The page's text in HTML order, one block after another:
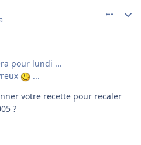
pour lundi ...
...
votre recette pour recaler
?